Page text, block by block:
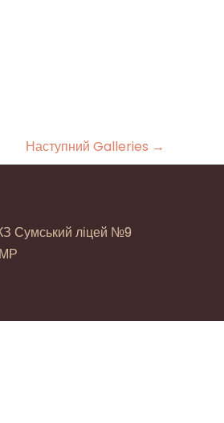
Наступний Galleries →
Сумський ліцей №9